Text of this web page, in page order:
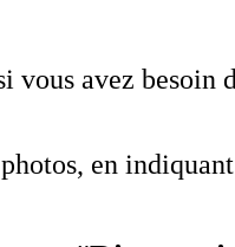
vous avez
en